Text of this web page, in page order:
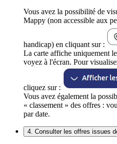
Vous avez la possibilité de
Mappy (non accessible aux
handicap) en cliquant sur :
La carte affiche uniquement
voyez à l'écran. Pour
cliquez sur :
Vous avez également la
« classement » des offres :
par date.
4. Consulter les offres issues